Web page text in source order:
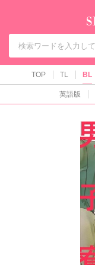
TOP TL BL
英語版